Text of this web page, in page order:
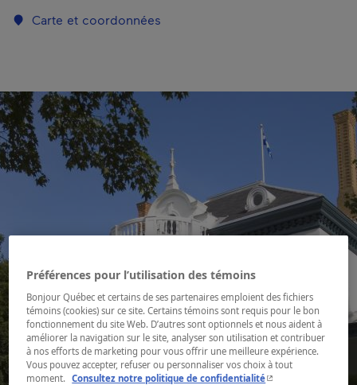
Carte et coordonnées
Préférences pour l’utilisation des témoins
Bonjour Québec et certains de ses partenaires emploient des fichiers
témoins (cookies) sur ce site. Certains témoins sont requis pour le bon
fonctionnement du site Web. D’autres sont optionnels et nous aident à
améliorer la navigation sur le site, analyser son utilisation et contribuer
à nos efforts de marketing pour vous offrir une meilleure expérience.
Vous pouvez accepter, refuser ou personnaliser vos choix à tout
moment.
Consultez notre politique de confidentialité- Cet hyperlien